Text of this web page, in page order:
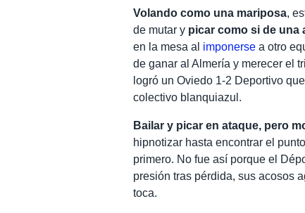
Volando como una mariposa,
de mutar y picar como si de una
en la mesa al imponerse a otro
de ganar al Almería y merecer el
logró un Oviedo 1-2 Deportivo
colectivo blanquiazul.
Bailar y picar en ataque, pero
hipnotizar hasta encontrar el
primero. No fue así porque el
presión tras pérdida, sus acosos
toca.